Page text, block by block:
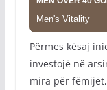
Përmes kësaj
investojë në
mira për